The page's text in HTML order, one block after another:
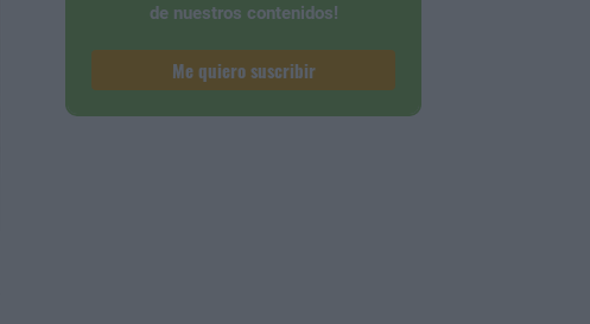
de nuestros contenidos!
Me quiero suscribir